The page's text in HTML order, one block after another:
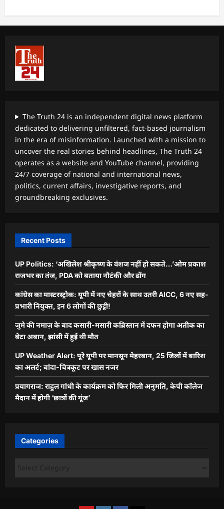
The Truth 24 is an independent digital news platform
dedicated to delivering unfiltered, fact-based journalism
in the era of misinformation. Launched with a mission to
uncover the real stories behind headlines, The Truth 24
operates as a website and YouTube channel, providing
24/7 coverage of national and international news,
politics, current affairs, investigative reports, and
groundbreaking exclusives.
Recent Posts
UP Politics: ‘अखिलेश श्रीकृष्ण के वंशज नहीं हो सकते…’ओम प्रकाश
राजभर का तंज, PDA को बताया नौटंकी और ढोंग
कांग्रेस का मास्टरस्ट्रोक: यूपी में नए चेहरों के साथ उतरी AICC, 6 नए सह-
प्रभारी नियुक्त, इन 6 लोगों की छुट्टी!
जुमे की नमाज़ के बाद कसारी-मसारी कब्रिस्तान में दफन होगा अतीक का
बेटा अबान, झांसी में हुई थी मौत
UP Weather Alert: पूरे यूपी पर मानसून मेहरबान, 25 जिलों में बारिश
का अलर्ट; बांदा-चित्रकूट पर खास नजर
प्रयागराज: राहुल गांधी के कार्यक्रम को फिर मिली अनुमति, केपी कॉलेज
मैदान में होगी ‘छात्रों की गूंज’
Categories